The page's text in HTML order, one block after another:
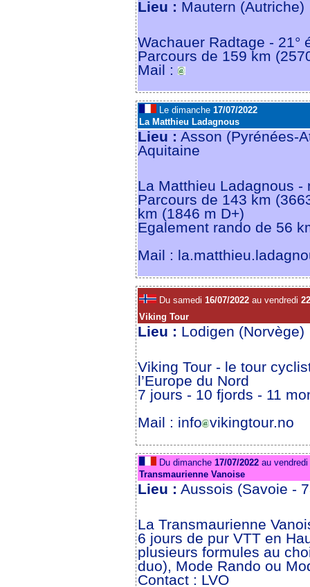
Lieu : Mautern
Wachauer Radtage - 21°
Parcours de 159 km
Mail :
Le dimanche 17/07/2022
La Matthieu Ladagnous
Lieu : Asson
Aquitaine
La Matthieu Ladagnous
Parcours de 143 km
km (1846 m D+)
Egalement rando de 56
Mail :
Du samedi 16/07/2022au vendredi
Viking Tour
Lieu : Lodigen
Viking Tour - le tour
l’Europe du Nord
7 jours - 10 fjords - 11
Mail : info vikingtour.no
Du dimanche 17/07/2022au vendredi
Transmaurienne Vanoise
Lieu : Aussois (Savoie -
La Transmaurienne
6 jours de pur VTT en
plusieurs formules au
duo), Mode Rando ou
Contact : LVO